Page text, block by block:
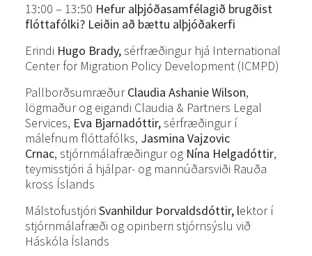
13:00 – 13:50 Hefur alþjóðasamfélagið brugðist
flóttafólki? Leiðin að bættu alþjóðakerfi
Erindi Hugo Brady,sérfræðingur hjá International
Center for Migration Policy Development (ICMPD)
PallborðsumræðurClaudia Ashanie Wilson,
lögmaður og eigandi Claudia & Partners Legal
Services, Eva Bjarnadóttir,sérfræðingur í
málefnum flóttafólks, Jasmina Vajzovic
Crnac, stjórnmálafræðingur og Nína Helgadóttir,
teymisstjóri á hjálpar- og mannúðarsviði Rauða
kross Íslands
Málstofustjóri Svanhildur Þorvaldsdóttir, lektor í
stjórnmálafræði og opinberri stjórnsýslu við
Háskóla Íslands